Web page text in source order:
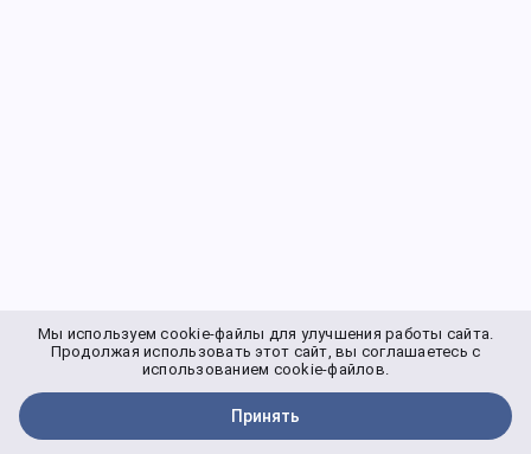
Мы используем cookie-файлы для улучшения работы сайта.
Продолжая использовать этот сайт, вы соглашаетесь с
использованием cookie-файлов.
Принять